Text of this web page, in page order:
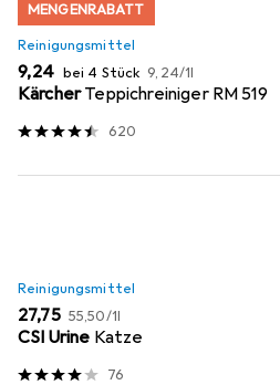
MENGENRABATT
Reinigungsmittel
EUR
9,24 bei 4 Stück EUR
9,24/1l
KärcherTeppichreiniger RM 519
620
Reinigungsmittel
EUR
27,75 EUR
55,50/1l
CSI Urine Katze
76